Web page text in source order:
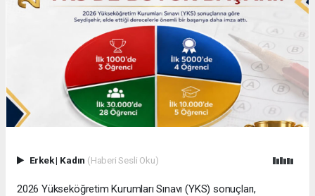
Erkek| Kadın (Haberi Sesli Oku)
2026 Yükseköğretim Kurumları Sınavı (YKS) sonuçları,